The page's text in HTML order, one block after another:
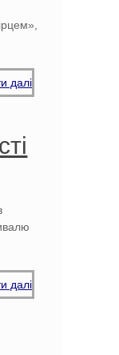
далі
далі